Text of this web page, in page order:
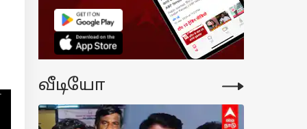
வீடியோ